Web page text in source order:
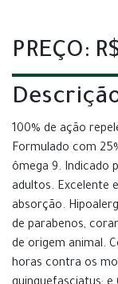
PREÇO:
100% de ação
Formulado com
ômega 9. Indicado
adultos. Excelente
absorção.
de parabenos,
de origem animal.
horas contra os